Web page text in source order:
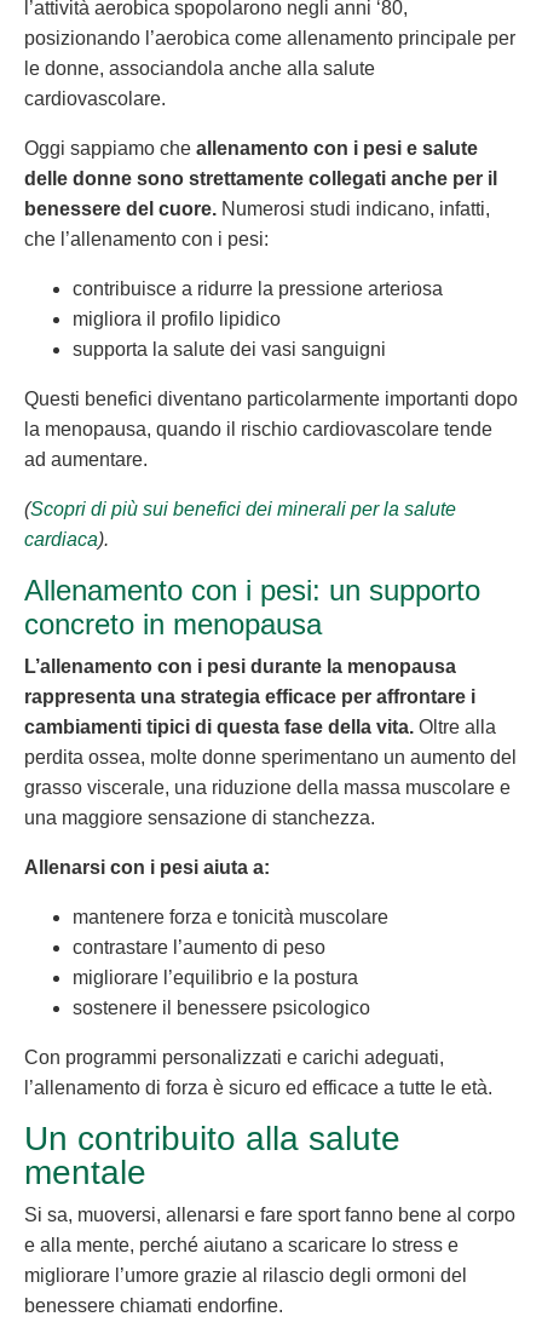
l’attività aerobica spopolarono negli anni ‘80,
posizionando l’aerobica come allenamento principale per
le donne, associandola anche alla salute
cardiovascolare.
Oggi sappiamo che allenamento con i pesi e salute
delle donne sono strettamente collegati anche per il
benessere del cuore. Numerosi studi indicano, infatti,
che l’allenamento con i pesi:
contribuisce a ridurre la pressione arteriosa
migliora il profilo lipidico
supporta la salute dei vasi sanguigni
Questi benefici diventano particolarmente importanti dopo
la menopausa, quando il rischio cardiovascolare tende
ad aumentare.
(Scopri di più sui benefici dei minerali per la salute
cardiaca).
Allenamento con i pesi: un supporto
concreto in menopausa
L’allenamento con i pesi durante la menopausa
rappresenta una strategia efficace per affrontare i
cambiamenti tipici di questa fase della vita. Oltre alla
perdita ossea, molte donne sperimentano un aumento del
grasso viscerale, una riduzione della massa muscolare e
una maggiore sensazione di stanchezza.
Allenarsi con i pesi aiuta a:
mantenere forza e tonicità muscolare
contrastare l’aumento di peso
migliorare l’equilibrio e la postura
sostenere il benessere psicologico
Con programmi personalizzati e carichi adeguati,
l’allenamento di forza è sicuro ed efficace a tutte le età.
Un contribuito alla salute
mentale
Si sa, muoversi, allenarsi e fare sport fanno bene al corpo
e alla mente, perché aiutano a scaricare lo stress e
migliorare l’umore grazie al rilascio degli ormoni del
benessere chiamati endorfine.